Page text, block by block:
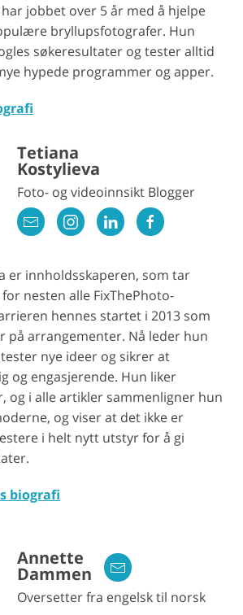
jobbet over 5 år med å hjelpe
bryllupsfotografer. Hun
søkeresultater og tester alltid
hypede programmer og apper.
Tetiana
Kostylieva
Foto- og videoinnsikt Blogger
er innholdsskaperen, som tar
nesten alle FixThePhoto-
hennes startet i 2013 som
på arrangementer. Nå leder hun
nye ideer og sikrer at
og engasjerende. Hun liker
og i alle artikler sammenligner hun
og viser at det ikke er
i helt nytt utstyr for å gi
biografi
Annette
Dammen
Oversetter fra engelsk til norsk